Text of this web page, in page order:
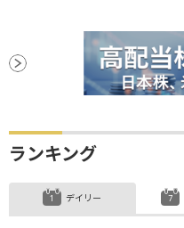
ランキング
デイリー